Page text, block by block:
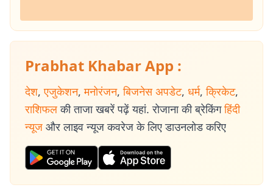
Prabhat Khabar App :
देश, एजुकेशन, मनोरंजन, बिजनेस अपडेट, धर्म, क्रिकेट,
राशिफल की ताजा खबरें पढ़ें यहां. रोजाना की ब्रेकिंग हिंदी
न्यूज और लाइव न्यूज कवरेज के लिए डाउनलोड करिए